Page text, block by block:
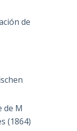
de
de M
(1864)